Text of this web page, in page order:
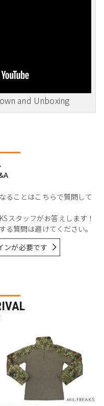
and Unboxing
ることはこちらで質問して
スタッフがお答えします！
質問は避けてください。
ンが必要です